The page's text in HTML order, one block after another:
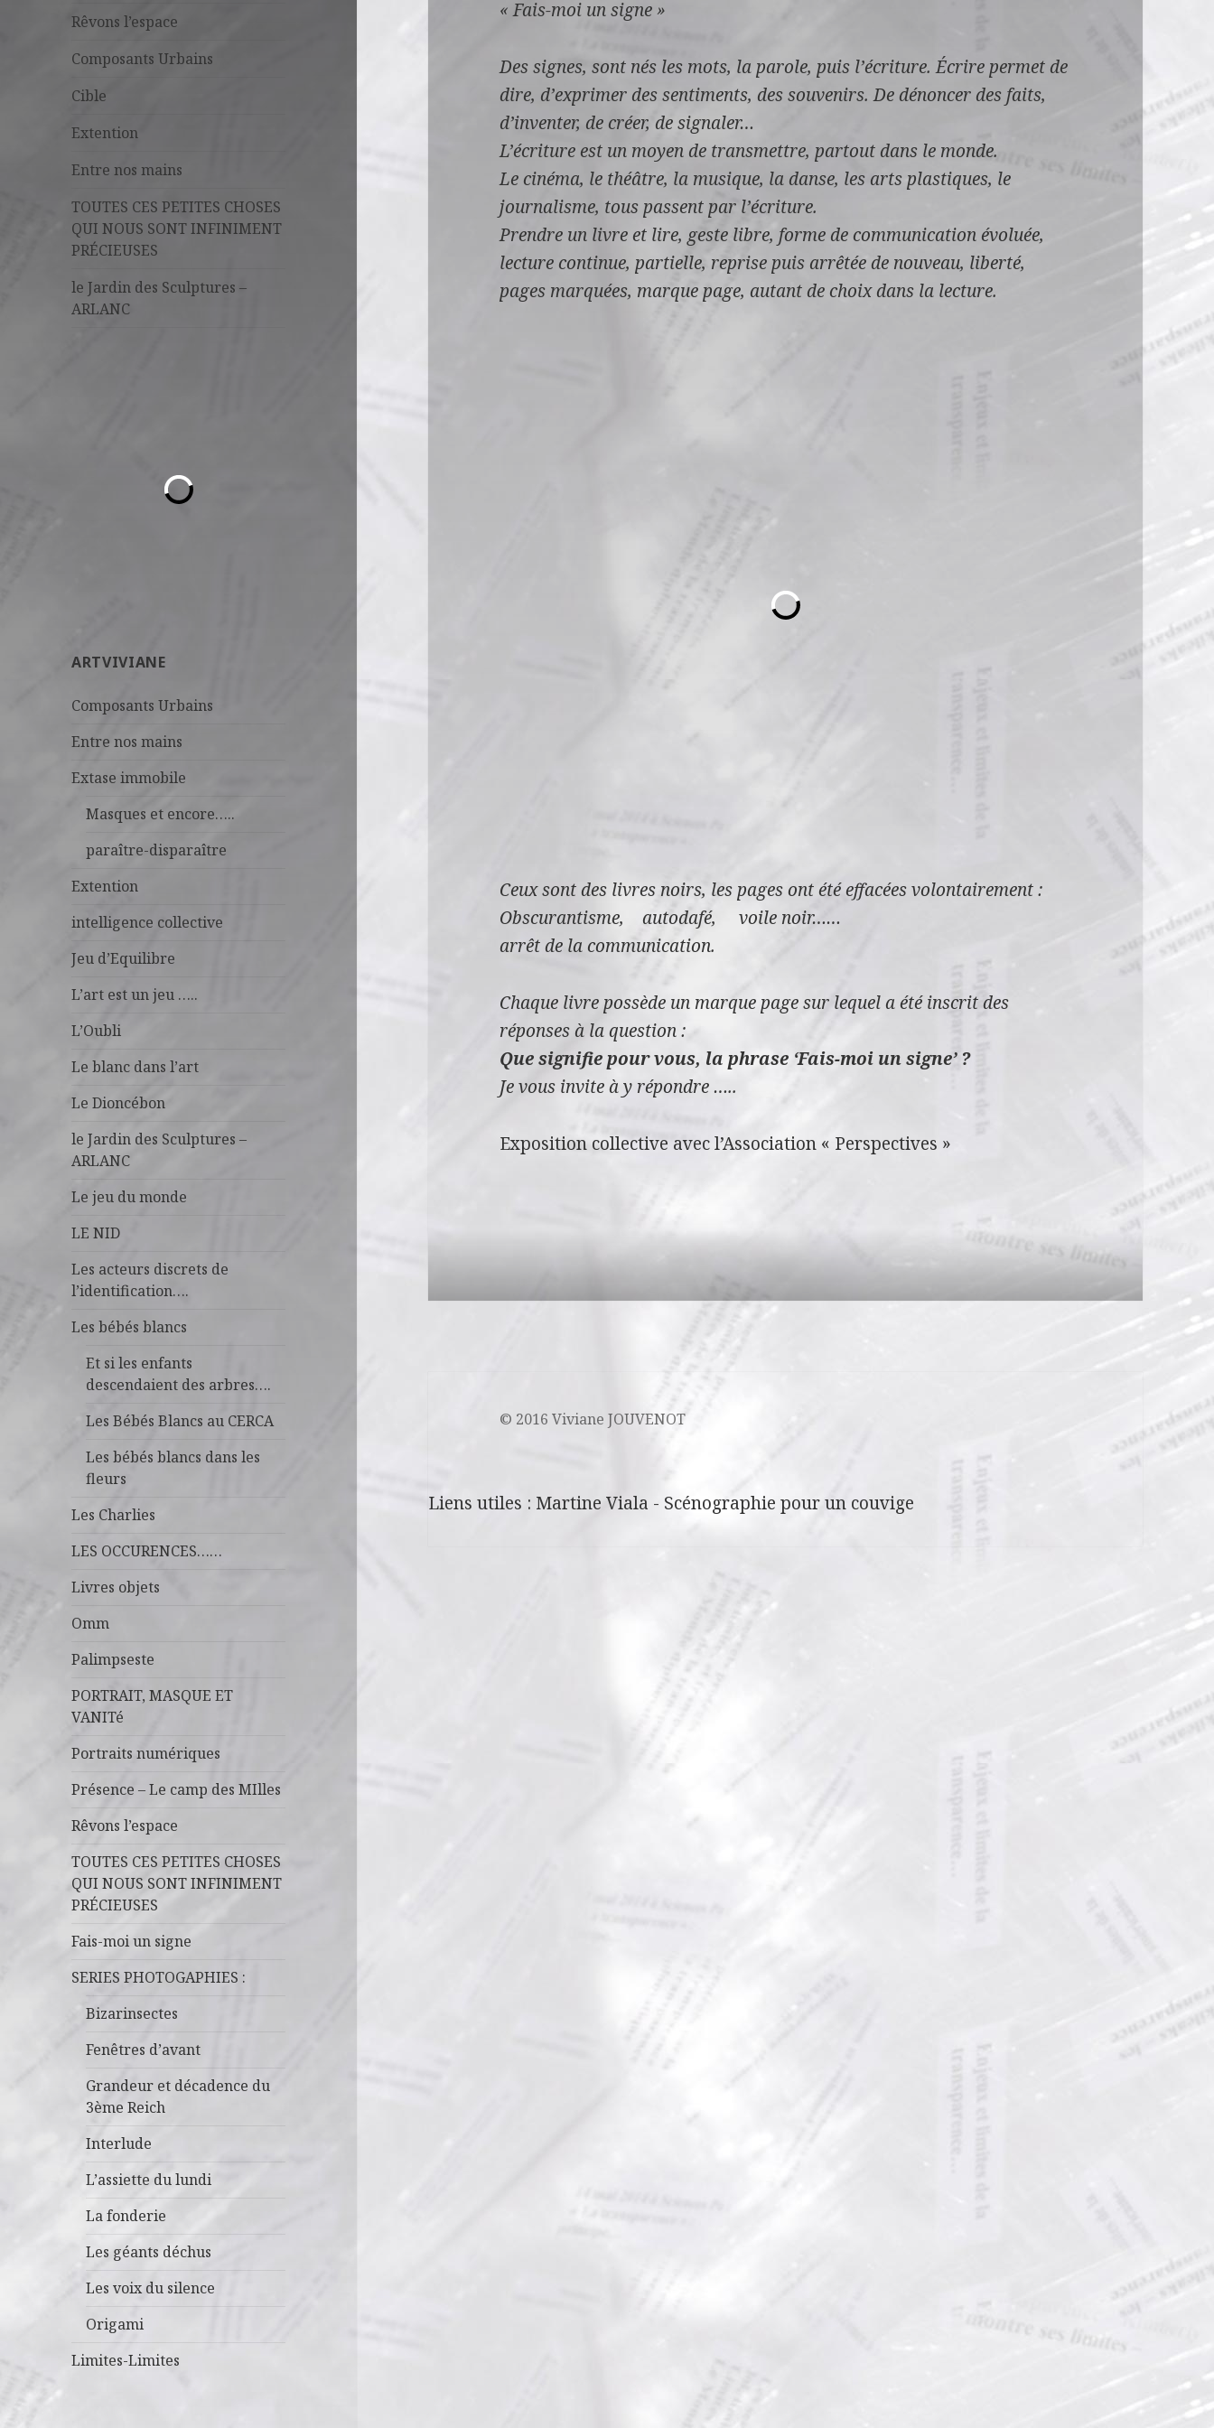
Rêvons l’espace
Composants Urbains
Cible
Extention
Entre nos mains
TOUTES CES PETITES CHOSES
QUI NOUS SONT INFINIMENT
PRÉCIEUSES
le Jardin des Sculptures –
ARLANC
ARTVIVIANE
Composants Urbains
Entre nos mains
Extase immobile
Masques et encore…..
paraître-disparaître
Extention
intelligence collective
Jeu d’Equilibre
L’art est un jeu …..
L’Oubli
Le blanc dans l’art
Le Dioncébon
le Jardin des Sculptures –
ARLANC
Le jeu du monde
LE NID
Les acteurs discrets de
l’identification….
Les bébés blancs
Et si les enfants
descendaient des arbres….
Les Bébés Blancs au CERCA
Les bébés blancs dans les
fleurs
Les Charlies
LES OCCURENCES……
Livres objets
Omm
Palimpseste
PORTRAIT, MASQUE ET
VANITé
Portraits numériques
Présence – Le camp des MIlles
Rêvons l’espace
TOUTES CES PETITES CHOSES
QUI NOUS SONT INFINIMENT
PRÉCIEUSES
Fais-moi un signe
SERIES PHOTOGAPHIES :
Bizarinsectes
Fenêtres d’avant
Grandeur et décadence du
3ème Reich
Interlude
L’assiette du lundi
La fonderie
Les géants déchus
Les voix du silence
Origami
Limites-Limites
« Fais-moi un signe »
Des signes, sont nés les mots, la parole, puis l’écriture. Écrire permet de
dire, d’exprimer des sentiments, des souvenirs. De dénoncer des faits,
d’inventer, de créer, de signaler…
L’écriture est un moyen de transmettre, partout dans le monde.
Le cinéma, le théâtre, la musique, la danse, les arts plastiques, le
journalisme, tous passent par l’écriture.
Prendre un livre et lire, geste libre, forme de communication évoluée,
lecture continue, partielle, reprise puis arrêtée de nouveau, liberté,
pages marquées, marque page, autant de choix dans la lecture.
Ceux sont des livres noirs, les pages ont été effacées volontairement :
Obscurantisme, autodafé, voile noir……
arrêt de la communication.
Chaque livre possède un marque page sur lequel a été inscrit des
réponses à la question :
Que signifie pour vous, la phrase ‘Fais-moi un signe’ ?
Je vous invite à y répondre …..
Exposition collective avec l’Association « Perspectives »
© 2016 Viviane JOUVENOT
Liens utiles : Martine Viala - Scénographie pour un couvige